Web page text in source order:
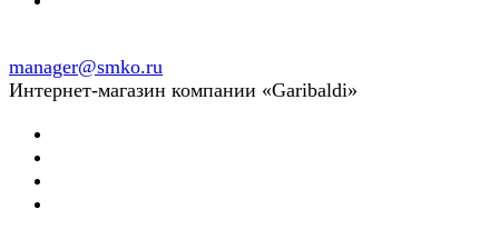
manager@smko.ru
Интернет-магазин компании «Garibaldi»